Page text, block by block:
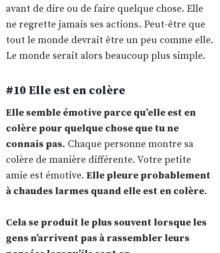
avant de dire ou de faire quelque chose. Elle
ne regrette jamais ses actions. Peut-être que
tout le monde devrait être un peu comme elle.
Le monde serait alors beaucoup plus simple.
#10 Elle est en colère
Elle semble émotive parce qu’elle est en
colère pour quelque chose que tu ne
connais pas. Chaque personne montre sa
colère de manière différente. Votre petite
amie est émotive.Elle pleure probablement
à chaudes larmes quand elle est en colère.
Cela se produit le plus souvent lorsque les
gens n’arrivent pas à rassembler leurs